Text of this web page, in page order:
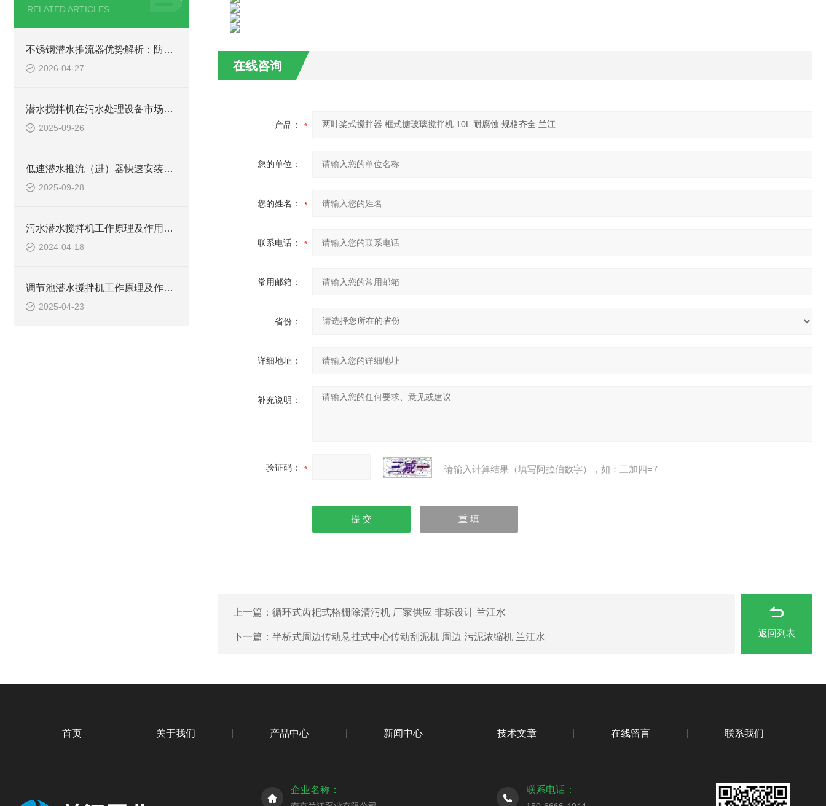
RELATED ARTICLES
不锈钢潜水推流器优势解析：防腐耐用污水处理设备
2026-04-27
潜水搅拌机在污水处理设备市场的发展及产品优势
2025-09-26
低速潜水推流（进）器快速安装方法
2025-09-28
污水潜水搅拌机工作原理及作用特点、安装图、CAD结构图
2024-04-18
调节池潜水搅拌机工作原理及作用特点、安装图、CAD结构图
2025-04-23
在线咨询
产品：
您的单位：
您的姓名：
联系电话：
常用邮箱：
省份：
详细地址：
补充说明：
验证码： 请输入计算结果（填写阿拉伯数字），如：三加四=7
上一篇： 循环式齿耙式格栅除清污机 厂家供应 非标设计 兰江水
下一篇： 半桥式周边传动悬挂式中心传动刮泥机 周边 污泥浓缩机 兰江水 返回列表
首页 关于我们 产品中心 新闻中心 技术文章 在线留言 联系我们
企业名称： 联系电话：